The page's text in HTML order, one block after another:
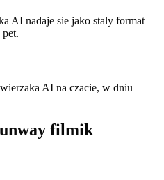
AI nadaje sie jako staly format
AI na czacie, w dniu
filmik